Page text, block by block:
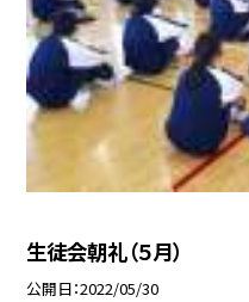
生徒会朝礼（５月）
公開日 2022/05/30